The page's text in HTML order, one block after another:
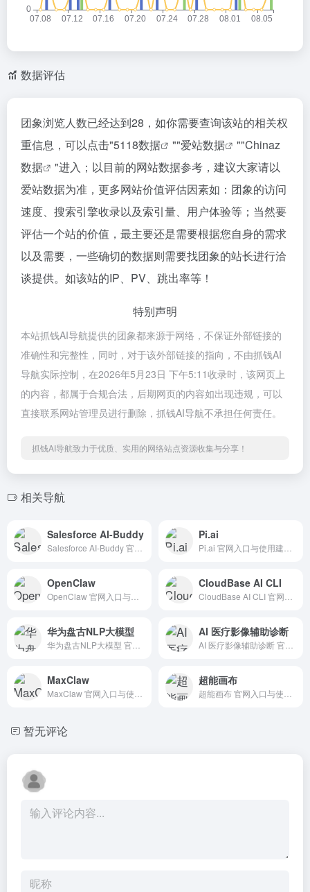
数据评估
团象浏览人数已经达到28，如你需要查询该站的相关权
重信息，可以点击"5118数据 ""爱站数据 ""Chinaz
数据
"进入；以目前的网站数据参考，建议大家请以
爱站数据为准，更多网站价值评估因素如：团象的访问
速度、搜索引擎收录以及索引量、用户体验等；当然要
评估一个站的价值，最主要还是需要根据您自身的需求
以及需要，一些确切的数据则需要找团象的站长进行洽
谈提供。如该站的IP、PV、跳出率等！
特别声明
本站抓钱AI导航提供的团象都来源于网络，不保证外部链接的
准确性和完整性，同时，对于该外部链接的指向，不由抓钱AI
导航实际控制，在2026年5月23日 下午5:11收录时，该网页上
的内容，都属于合规合法，后期网页的内容如出现违规，可以
直接联系网站管理员进行删除，抓钱AI导航不承担任何责任。
抓钱AI导航致力于优质、实用的网络站点资源收集与分享！
相关导航
Salesforce AI-Buddy Pi.ai
OpenClaw CloudBase AI CLI
华为盘古NLP大模型 AI 医疗影像辅助诊断
MaxClaw 超能画布
暂无评论